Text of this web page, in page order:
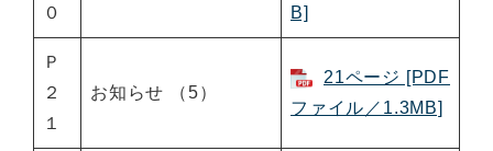
０
B]
Ｐ
２
１
お知らせ （5）
21ページ [PDF
ファイル／1.3MB]